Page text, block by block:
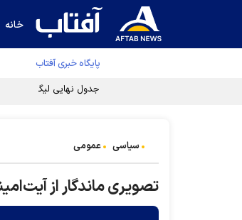
خانه
پایگاه خبری آفتاب
جدول نهایی لیگ برتر
سیاسی عمومی
تصویری ماندگار از